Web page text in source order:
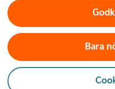
runt om i vår region.
ner tid och engagemang för
vår sponsring vill vi ge
och hållbar bygd där vi
stötta föreningslivet genom
Bara